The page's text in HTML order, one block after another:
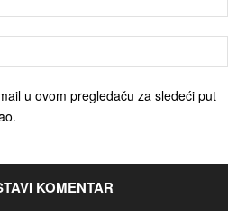
u ovom pregledaču za sledeći put